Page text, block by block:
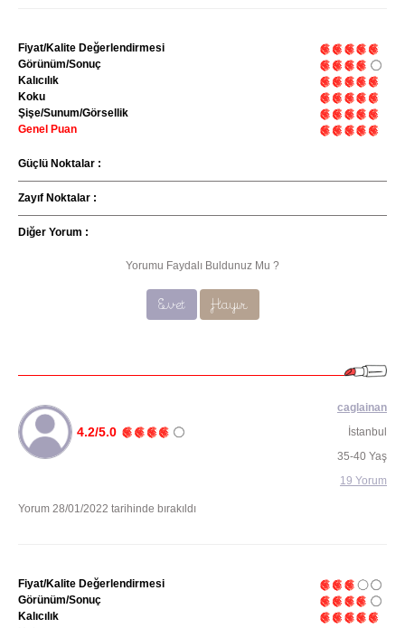
Fiyat/Kalite Değerlendirmesi
Görünüm/Sonuç
Kalıcılık
Koku
Şişe/Sunum/Görsellik
Genel Puan
Güçlü Noktalar :
Zayıf Noktalar :
Diğer Yorum :
Yorumu Faydalı Buldunuz Mu ?
Evet Hayır
4.2/5.0
Yorum 28/01/2022 tarihinde bırakıldı
caglainan
İstanbul
35-40 Yaş
19 Yorum
Fiyat/Kalite Değerlendirmesi
Görünüm/Sonuç
Kalıcılık